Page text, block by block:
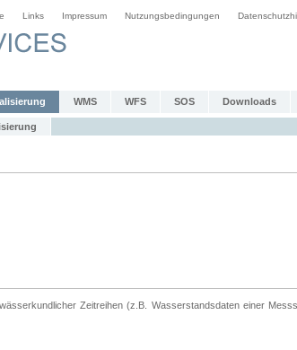
Links Impressum Nutzungsbedingungen
WMS WFS SOS Downloads
Zeitreihen (z.B. Wasserstandsdaten einer